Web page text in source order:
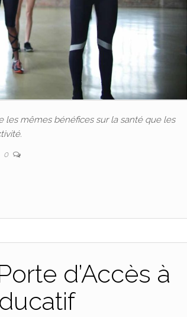
les mêmes bénéfices sur la santé que les
0
d’Accès à